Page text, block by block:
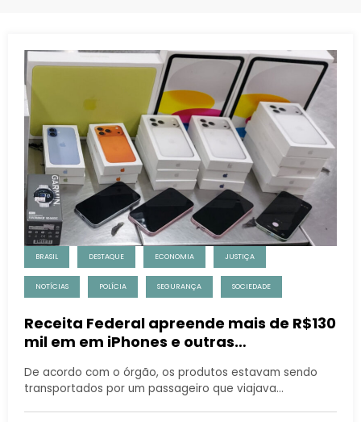
BRASIL DESTAQUE ECONOMIA JUSTIÇA
NOTÍCIAS POLÍCIA SEGURANÇA SOCIEDADE
Receita Federal apreende mais de R$130
mil em em iPhones e outras
De acordo com o órgão, os produtos estavam sendo
transportados por um passageiro que viajava…